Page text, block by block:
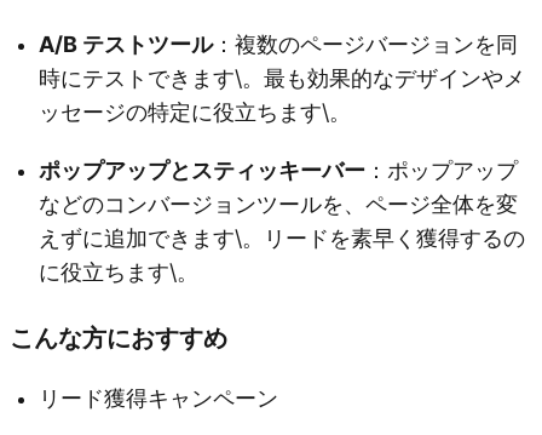
A/B テストツール：複数のページバージョンを同
時にテストできます\。最も効果的なデザインやメ
ッセージの特定に役立ちます\。
ポップアップとスティッキーバー ：ポップアップ
などのコンバージョンツールを、ページ全体を変
えずに追加できます\。リードを素早く獲得するの
に役立ちます\。
こんな方におすすめ
リード獲得キャンペーン